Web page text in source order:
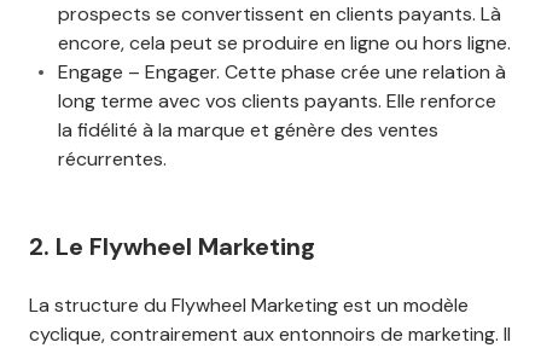
prospects se convertissent en clients payants. Là
encore, cela peut se produire en ligne ou hors ligne.
Engage – Engager. Cette phase crée une relation à
long terme avec vos clients payants. Elle renforce
la fidélité à la marque et génère des ventes
récurrentes.
2. Le Flywheel Marketing
La structure du Flywheel Marketing est un modèle
cyclique, contrairement aux entonnoirs de marketing. Il